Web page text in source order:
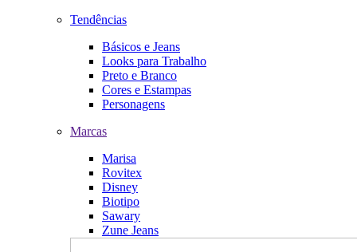
Tendências
Básicos e Jeans
Looks para Trabalho
Preto e Branco
Cores e Estampas
Personagens
Marcas
Marisa
Rovitex
Disney
Biotipo
Sawary
Zune Jeans